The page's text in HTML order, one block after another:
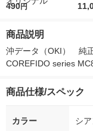
r（ロハコウォータ
シ） オリジナル
490円
5ｇ
商品説明
沖データ（OKI）　純
COREFIDO series
商品仕様/スペック
カラー シ